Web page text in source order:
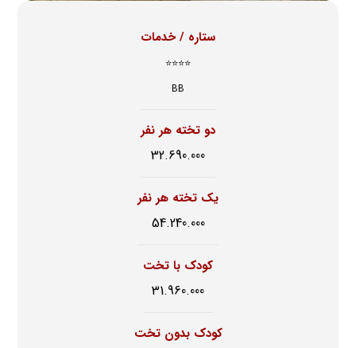
ستاره / خدمات
⭐⭐⭐⭐
BB
دو تخته هر نفر
32.690.000
یک تخته هر نفر
54.240.000
کودک با تخت
31.960.000
کودک بدون تخت